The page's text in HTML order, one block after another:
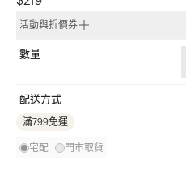
活動與折價券
數量
配送方式
滿799免運
宅配 門市取貨